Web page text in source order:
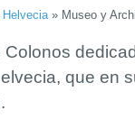
Helvecia» Museo y
que en